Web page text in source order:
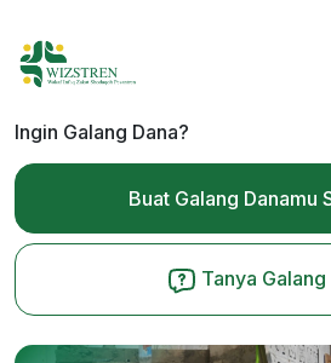
Ingin Galang Dana?
Buat Galang Danamu
Tanya Galang